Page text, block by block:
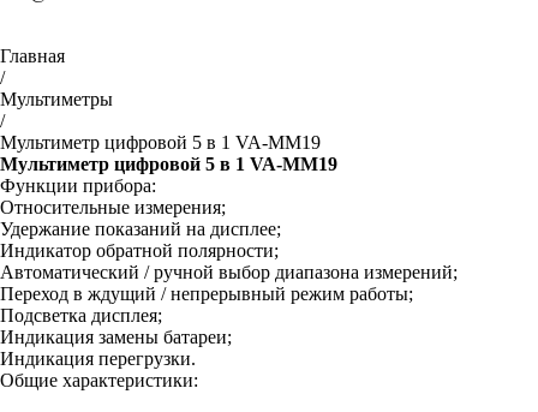
Главная
/
Мультиметры
/
Мультиметр цифровой 5 в 1 VA-MM19
Мультиметр цифровой 5 в 1 VA-MM19
Функции прибора:
Относительные измерения;
Удержание показаний на дисплее;
Индикатор обратной полярности;
Автоматический / ручной выбор диапазона измерений;
Переход в ждущий / непрерывный режим работы;
Подсветка дисплея;
Индикация замены батареи;
Индикация перегрузки.
Общие характеристики: